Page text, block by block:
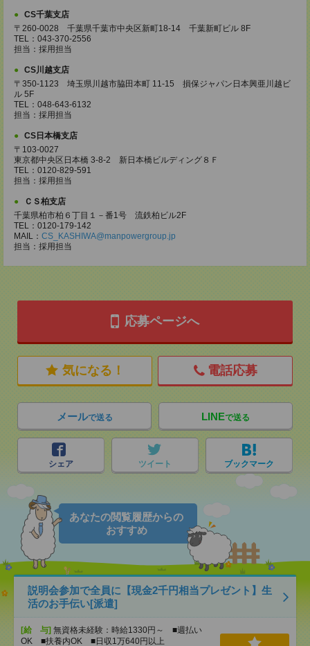
CS千葉支店
〒260-0028 千葉県千葉市中央区新町18-14 千葉新町ビル 8F
TEL：043-370-2556
担当：採用担当
CS川越支店
〒350-1123 埼玉県川越市脇田本町 11-15 損保ジャパン日本興亜川越ビ
ル 5F
TEL：048-643-6132
担当：採用担当
CS日本橋支店
〒103-0027
東京都中央区日本橋 3-8-2 新日本橋ビルディング８Ｆ
TEL：0120-829-591
担当：採用担当
ＣＳ柏支店
千葉県柏市柏６丁目１－番1号 流鉄柏ビル2F
TEL：0120-179-142
MAIL： CS_KASHIWA@manpowergroup.jp
担当：採用担当
応募ページへ
気になる！ 電話応募
メールで送る LINEで送る
シェア ツイート ブックマーク
あなたの閲覧履歴からの
おすすめ
説明会参加で全員に【現金2千円相当プレゼント】生
活のお手伝い[派遣]
[給 与] 無資格未経験：時給1330円～ ■週払い
OK ■扶養内OK ■日収1万640円以上